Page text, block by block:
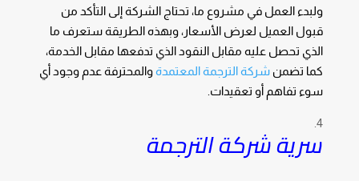
ولبدء العمل في مشروع ما، تحتاج الشركة إلى التأكد من
قبول العميل لعرض الأسعار، وبهذه الطريقة ستعرف ما
الذي تحصل عليه مقابل النقود الذي تدفعها مقابل الخدمة،
كما تضمن شركة الترجمة المعتمدةوالمحترفة عدم وجود أي
سوء تفاهم أو تعقيدات.
سرية شركة الترجمة